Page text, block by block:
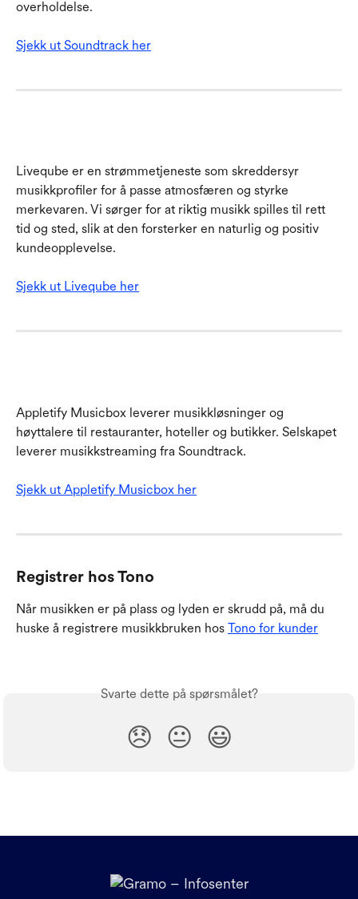
overholdelse.
Sjekk ut Soundtrack her
Liveqube er en strømmetjeneste som skreddersyr
musikkprofiler for å passe atmosfæren og styrke
merkevaren. Vi sørger for at riktig musikk spilles til rett
tid og sted, slik at den forsterker en naturlig og positiv
kundeopplevelse.
Sjekk ut Liveqube her
Appletify Musicbox leverer musikkløsninger og
høyttalere til restauranter, hoteller og butikker. Selskapet
leverer musikkstreaming fra Soundtrack.
Sjekk ut Appletify Musicbox her
Registrer hos Tono
Når musikken er på plass og lyden er skrudd på, må du
huske å registrere musikkbruken hos Tono for kunder
Svarte dette på spørsmålet?
😞 😐 😃